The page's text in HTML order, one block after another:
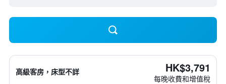
高級客房，床型不詳 HK$3,791
每晚收費和增值稅